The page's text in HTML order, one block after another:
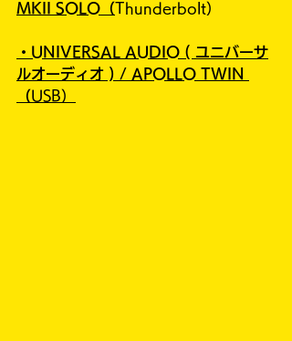
MKII SOLO（Thunderbolt）
・ UNIVERSAL AUDIO ( ユニバーサ
ルオーディオ ) / APOLLO TWIN
（USB）